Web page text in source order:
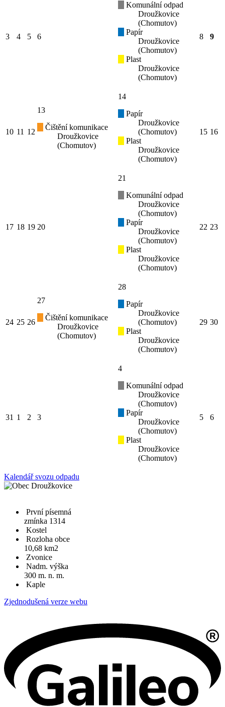
3 4 5 6
Komunální odpad
Droužkovice
(Chomutov)
Papír
Droužkovice
(Chomutov)
Plast
Droužkovice
(Chomutov)
8 9
10 11 12
13
Čištění komunikace
Droužkovice
(Chomutov)
14
Papír
Droužkovice
(Chomutov)
Plast
Droužkovice
(Chomutov)
15 16
17 18 19 20
21
Komunální odpad
Droužkovice
(Chomutov)
Papír
Droužkovice
(Chomutov)
Plast
Droužkovice
(Chomutov)
22 23
24 25 26
27
Čištění komunikace
Droužkovice
(Chomutov)
28
Papír
Droužkovice
(Chomutov)
Plast
Droužkovice
(Chomutov)
29 30
31 1 2 3
4
Komunální odpad
Droužkovice
(Chomutov)
Papír
Droužkovice
(Chomutov)
Plast
Droužkovice
(Chomutov)
5 6
Kalendář svozu odpadu
První písemná
zmínka 1314
Kostel
Rozloha obce
10,68 km2
Zvonice
Nadm. výška
300 m. n. m.
Kaple
Zjednodušená verze webu